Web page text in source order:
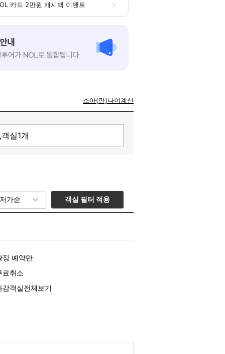
카드 2만원 캐시백 이벤트
소아(만)나이계산
가순 객실 필터 적용
정 예약만
료취소
감객실전체보기